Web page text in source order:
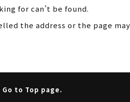
for can’t be found.
the address or the page
Go to Top page.